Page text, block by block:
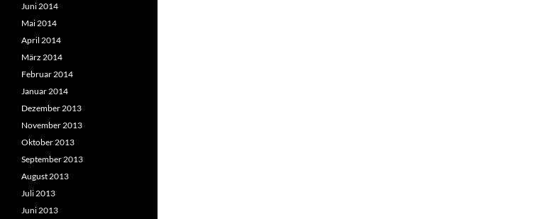
Juni 2014
Mai 2014
April 2014
März 2014
Februar 2014
Januar 2014
Dezember 2013
November 2013
Oktober 2013
September 2013
August 2013
Juli 2013
Juni 2013